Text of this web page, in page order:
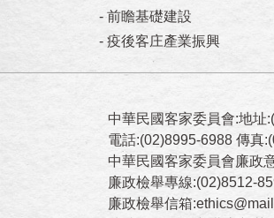
-前瞻基礎建設
- 疫後客庄產業振興
中華民國客家委員會:地址
電話:(02)8995-6988 傳真
中華民國客家委員會廉政
廉政檢舉專線:(02)8512-
廉政檢舉信箱